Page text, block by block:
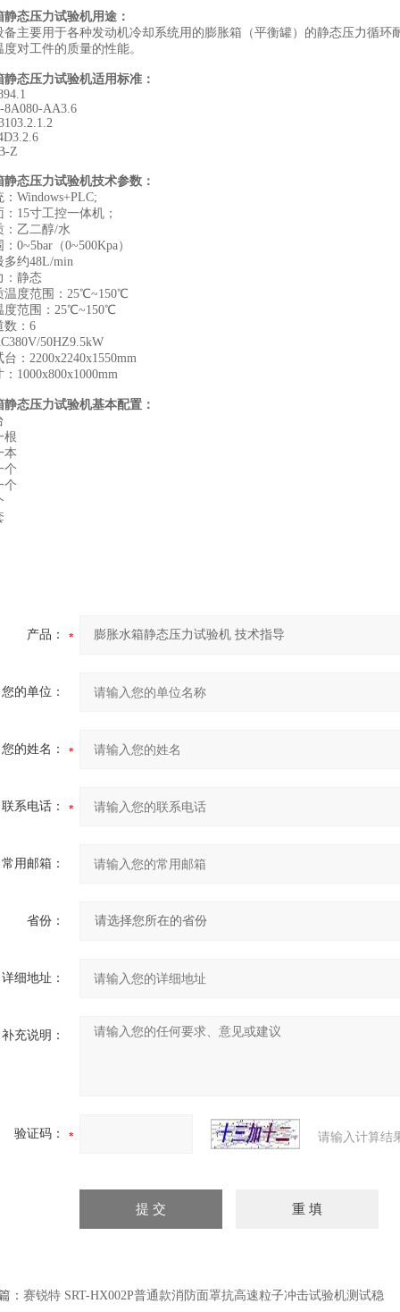
静态压力试验机用途：
备主要用于各种发动机冷却系统用的膨胀箱（平衡罐）的静态压力循
对工件的质量的性能。
静态压力试验机适用标准：
8A080-AA3.6
Z
静态压力试验机技术参数：
Windows+PLC;
15寸工控一体机；
：乙二醇/水
0~5bar（0~500Kpa）
多约48L/min
：静态
温度范围：25℃~150℃
度范围：25℃~150℃
数：6
50HZ9.5kW
：2200x2240x1550mm
1000x800x1000mm
静态压力试验机基本配置：
根
本
个
个
产品：
您的单位：
您的姓名：
联系电话：
常用邮箱：
省份：
详细地址：
补充说明：
验证码： 请输入计算结
： 赛锐特 SRT-HX002P普通款消防面罩抗高速粒子冲击试验机测试稳